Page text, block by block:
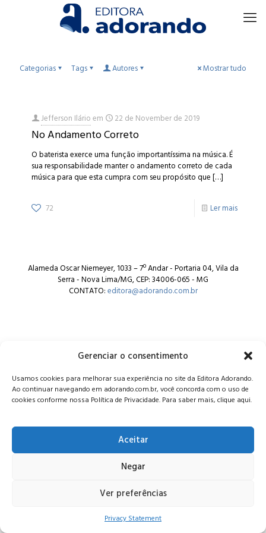
Gerenciar o consentimento
Usamos cookies para melhorar sua experiência no site da Editora Adorando.
Ao continuar navegando em adorando.com.br, você concorda com o uso de
cookies conforme nossa Política de Privacidade. Para saber mais, clique aqui.
Aceitar
Negar
Ver preferências
Privacy Statement
Categorias Tags Autores Mostrar tudo
Jefferson Ilárioem 22 de November de 2019
No Andamento Correto
O baterista exerce uma função importantíssima na música. É
sua responsabilidade manter o andamento correto de cada
música para que esta cumpra com seu propósito que[…]
72 Ler mais
Alameda Oscar Niemeyer, 1033 – 7º Andar - Portaria 04, Vila da
Serra - Nova Lima/MG, CEP: 34006-065 - MG
CONTATO:editora@adorando.com.br
© Editora Adorando 2026. Todos os direitos reservados.
Consulte nossapolítica de privacidade.